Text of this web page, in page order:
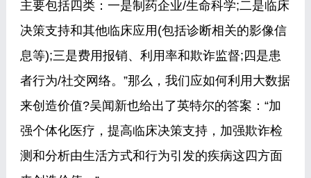
主要包括四类：一是制药企业/生命科学;二是临床
决策支持和其他临床应用(包括诊断相关的影像信
息等);三是费用报销、利用率和欺诈监督;四是患
者行为/社交网络。”那么，我们应如何利用大数据
来创造价值?吴闻新也给出了英特尔的答案：“加
强个体化医疗，提高临床决策支持，加强欺诈检
测和分析由生活方式和行为引发的疾病这四方面